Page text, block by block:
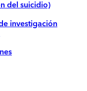
del suicidio)
investigación